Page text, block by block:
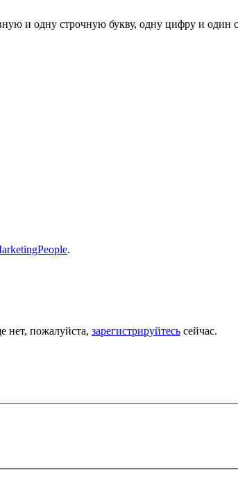
и одну строчную букву, одну цифру и
.
нет, пожалуйста, зарегистрируйтесь сейчас.